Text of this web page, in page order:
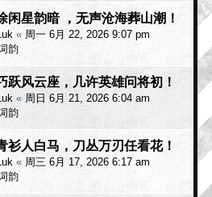
闲星韵暗 ，无声沧海葬山潮！
« 周一 6月 22, 2026 9:07 pm
韵
跃风云座，几许英雄问将初！
« 周日 6月 21, 2026 6:04 am
韵
衫人白马，刀丛万刃任看花！
« 周三 6月 17, 2026 6:17 am
韵